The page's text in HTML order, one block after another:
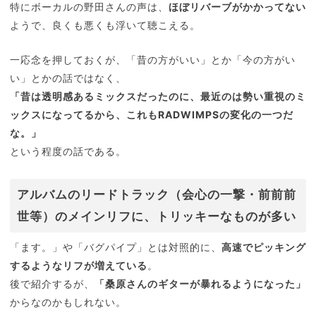
特にボーカルの野田さんの声は、 ほぼリバーブがかかってない
ようで、良くも悪くも浮いて聴こえる。
一応念を押しておくが、「昔の方がいい」とか「今の方がい
い」とかの話ではなく、
「昔は透明感あるミックスだったのに、最近のは勢い重視のミ
ックスになってるから、これもRADWIMPSの変化の一つだ
な。」
という程度の話である。
アルバムのリードトラック（会心の一撃・前前前
世等）のメインリフに、トリッキーなものが多い
「ます。」や「バグパイプ」とは対照的に、 高速でピッキング
するようなリフが増えている 。
後で紹介するが、
「桑原さんのギターが暴れるようになった」
からなのかもしれない。